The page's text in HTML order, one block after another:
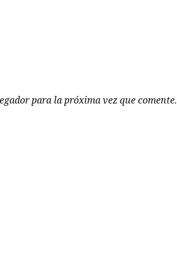
para la próxima vez que comente.